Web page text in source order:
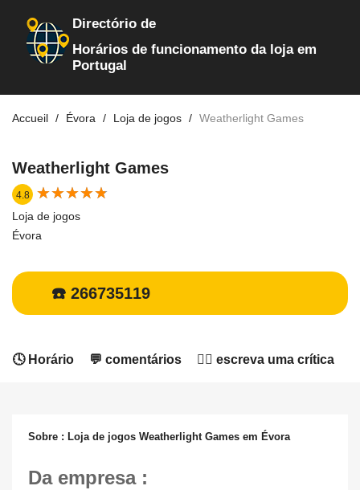
Directório de
Horários de funcionamento da loja em
Portugal
Accueil Évora Loja de jogos Weatherlight Games
Weatherlight Games
4.8 ★★★★★
★★★★★
Loja de jogos
Évora
☎️ 266735119
🕓 Horário 💬 comentários ✍🏻 escreva uma crítica
Sobre : Loja de jogos Weatherlight Games em Évora
Da empresa :